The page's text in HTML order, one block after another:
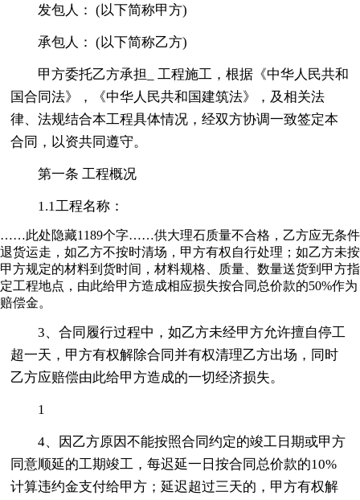
发包人： (以下简称甲方)
承包人： (以下简称乙方)
甲方委托乙方承担_ 工程施工，根据《中华人民共和
国合同法》，《中华人民共和国建筑法》，及相关法
律、法规结合本工程具体情况，经双方协调一致签定本
合同，以资共同遵守。
第一条 工程概况
1.1工程名称：
……此处隐藏1189个字……供大理石质量不合格，乙方应无条件
退货运走，如乙方不按时清场，甲方有权自行处理；如乙方未按
甲方规定的材料到货时间，材料规格、质量、数量送货到甲方指
定工程地点，由此给甲方造成相应损失按合同总价款的50%作为
赔偿金。
3、合同履行过程中，如乙方未经甲方允许擅自停工
超一天，甲方有权解除合同并有权清理乙方出场，同时
乙方应赔偿由此给甲方造成的一切经济损失。
1
4、因乙方原因不能按照合同约定的竣工日期或甲方
同意顺延的工期竣工，每迟延一日按合同总价款的10%
计算违约金支付给甲方；延迟超过三天的，甲方有权解